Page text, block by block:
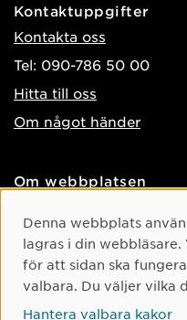
Kontaktuppgifter
Kontakta oss
Tel: 090-786 50 00
Hitta till oss
Om något händer
Om webbplatsen
Behandling av
personuppgifter
Hantera kakor
Cookie-
Denna webbplats
lagras i din
för att sidan ska
valbara. Du väljer vilka
Hantera valbara kakor